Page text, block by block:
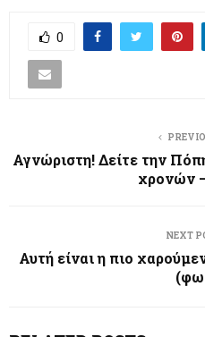
0
Αγνώριστη! Δείτε την
χρονών
NEXT
Αυτή είναι η πιο